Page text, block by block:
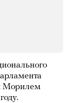
Морилем